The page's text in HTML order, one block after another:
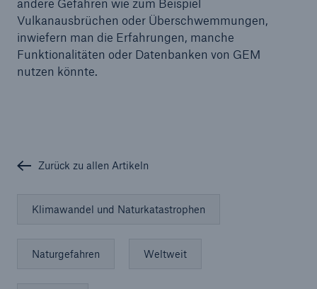
andere Gefahren wie zum Beispiel
Vulkanausbrüchen oder Überschwemmungen,
inwiefern man die Erfahrungen, manche
Funktionalitäten oder Datenbanken von GEM
nutzen könnte.
Zurück zu allen Artikeln
Klimawandel und Naturkatastrophen
Naturgefahren Weltweit